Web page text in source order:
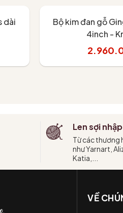
dài
Bộ kim đan gỗ
4inch -
Len sợi
Từ các thương
như Yarnart,
Katia,...
VỀ